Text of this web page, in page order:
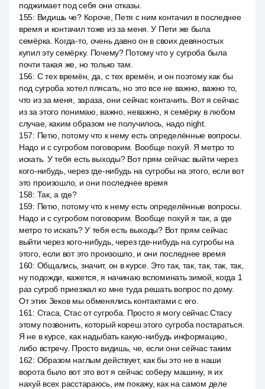
поджимает под себя они отказы.
155: Видишь че? Короче, Петя с ним контачил в последнее
время и контачил тоже из за меня. У Пети же была
семёрка. Когда-то, очень давно он в своих девяностых
купил эту семёрку. Почему? Потому что у сугроба была
почти такая же, но только там.
156: С тех времён, да, с тех времён, и он поэтому как бы
под сугроба хотел плясать, но это все не важно, важно то,
что из за меня, зараза, они сейчас контачить. Вот я сейчас
из за этого понимаю, важно, неважно, я семёрку в любом
случае, каким образом не получилось, надо night.
157: Петю, потому что к нему есть определённые вопросы.
Надо и с сугробом поговорим. Вообще похуй. Я метро то
искать. У тебя есть выходы? Вот прям сейчас выйти через
кого-нибудь, через где-нибудь на сугробы на этого, если вот
это произошло, и они последнее время
158: Так, а где?
159: Петю, потому что к нему есть определённые вопросы.
Надо и с сугробом поговорим. Вообще похуй я так, а где
метро то искать? У тебя есть выходы? Вот прям сейчас
выйти через кого-нибудь, через где-нибудь на сугробы на
этого, если вот это произошло, и они последнее время
160: Общались, значит, он в курсе. Это так, так, так, так, так,
ну подожди, кажется, я начинаю вспоминать зимой, когда 1
раз сугроб приезжал ко мне туда решать вопрос по дому.
От этих Зеков мы обменялись контактами с его.
161 : Стаса, Стас от сугроба. Просто я могу сейчас Стасу
этому позвонить, который кореш этого сугроба постараться.
Я не в курсе, как надыбать какую-нибудь информацию,
либо встречу. Просто видишь, че, если они сейчас таким
162: Образом наглым действует, как бы это не в наши
ворота было вот это вот я сейчас соберу машину, я их
нахуй всех расстараюсь, им покажу, как на самом деле